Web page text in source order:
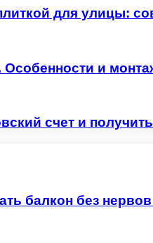
для улицы:
Особенности и
счет и
балкон без